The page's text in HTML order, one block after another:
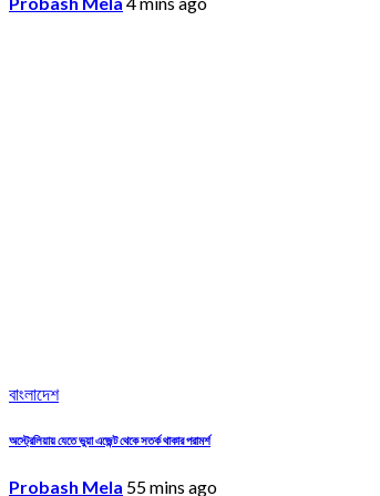
বাংলাদেশ
অস্ট্রেলিয়ায় যেতে ভুয়া এজেন্ট থেকে সতর্ক থাকার পরামর্শ
Probash Mela 55 mins ago